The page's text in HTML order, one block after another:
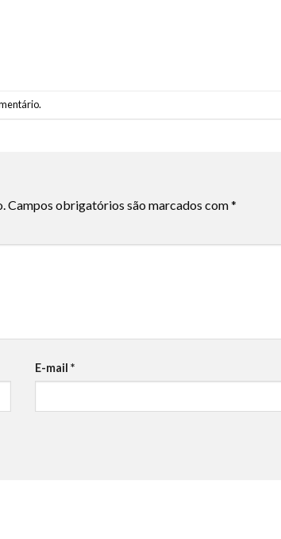
.
Campos obrigatórios são marcados com*
E-mail*